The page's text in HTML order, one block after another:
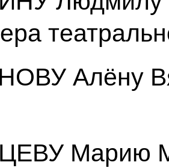
Алёну
Марию